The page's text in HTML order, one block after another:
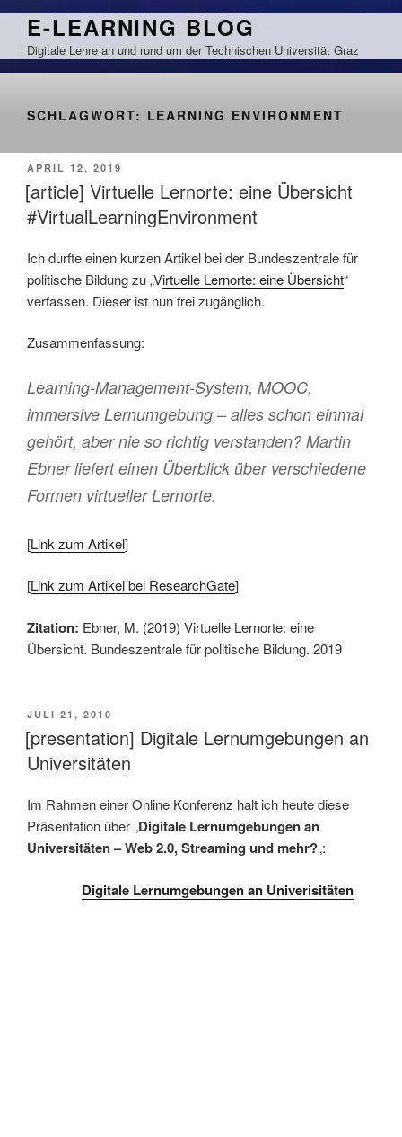
Zum
springen
E-LEARNING BLOG
Digitale Lehre an und rund um der Technischen Universität Graz
SCHLAGWORT: LEARNING ENVIRONMENT
VERÖFFENTLICHT
AM
APRIL 12, 2019
[article] Virtuelle Lernorte: eine Übersicht
#VirtualLearningEnvironment
Ich durfte einen kurzen Artikel bei der Bundeszentrale für
politische Bildung zu „Virtuelle Lernorte: eine Übersicht“
verfassen. Dieser ist nun frei zugänglich.
Zusammenfassung:
Learning-Management-System, MOOC,
immersive Lernumgebung – alles schon einmal
gehört, aber nie so richtig verstanden? Martin
Ebner liefert einen Überblick über verschiedene
Formen virtueller Lernorte.
[Link zum Artikel]
[Link zum Artikel bei ResearchGate]
Zitation: Ebner, M. (2019) Virtuelle Lernorte: eine
Übersicht. Bundeszentrale für politische Bildung. 2019
VERÖFFENTLICHT
AM
JULI 21, 2010
[presentation] Digitale Lernumgebungen an
Universitäten
Im Rahmen einer Online Konferenz halt ich heute diese
Präsentation über „Digitale Lernumgebungen an
Universitäten – Web 2.0, Streaming und mehr?„:
Digitale Lernumgebungen an Univerisitäten